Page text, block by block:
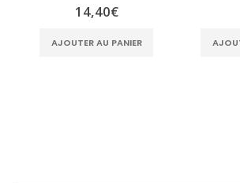
sur 5
14,40€
AJOUTER AU PANIER